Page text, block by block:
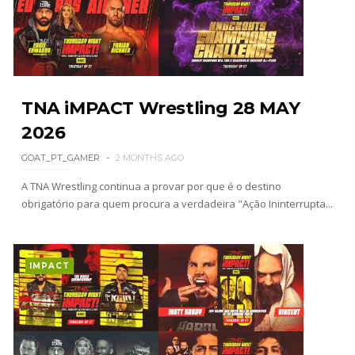
versão feminina dos The Shield
SCSA867-Aug 04 2026
WrestleDream
SCSA867-
WWE: CM Punk reage ao Moonsault mal
executado no SummerSlam
Emoção e provocação no SummerSlam: Chelsea
Green revela conversa com Triple H e dedica
título histórico a Michael Hayes
TNA iMPACT Wrestling 28 MAY
2026
GOAT_PT_GAMER 2 MONTHS AGO
A TNA Wrestling continua a provar por que é o destino
obrigatório para quem procura a verdadeira "Ação Ininterrupta...
IMPACT